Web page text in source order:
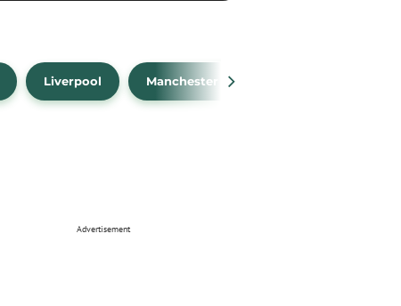
Liverpool Manchester City
Advertisement